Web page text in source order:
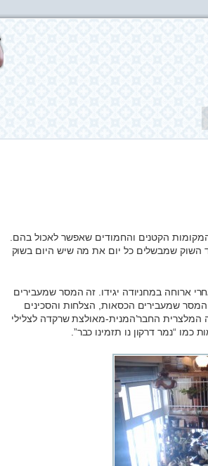
הקטנים והחמודים שאפשר לאכול בהם.
השוק שמבשלים כל יום את מה שיש היום בשוק
ארוחה במחניודה יגידו. זה המסר שמעבירים
המסר שמעבירים הכסאות, הצלחות והסכינים
החבר’המנית-מאולצת שרקדה לצלילי
“נמר דרקון נו תזמינו כבר”.